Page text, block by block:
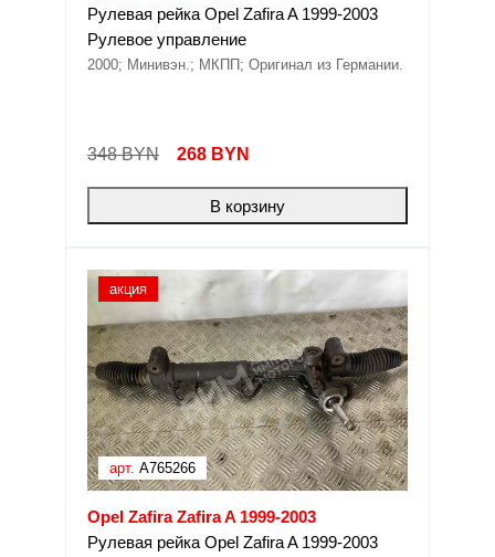
Рулевая рейка Opel Zafira A 1999-2003
Рулевое управление
2000; Минивэн.; МКПП; Оригинал из Германии.
348 BYN 268 BYN
В корзину
акция
арт. A765266
Opel Zafira Zafira A 1999-2003
Рулевая рейка Opel Zafira A 1999-2003